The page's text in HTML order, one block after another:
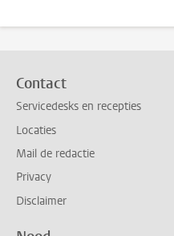
Contact
Servicedesks en recepties
Locaties
Mail de redactie
Privacy
Disclaimer